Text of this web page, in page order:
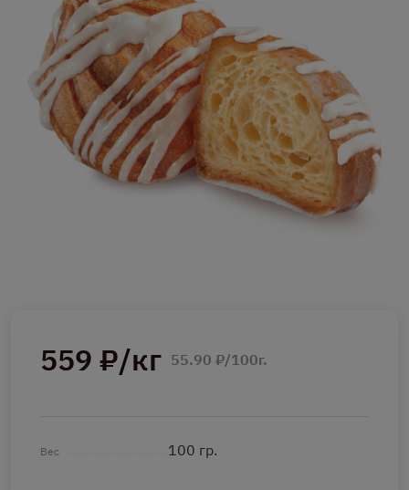
559 ₽/кг 55.90 ₽/100г.
Вес 100 гр.